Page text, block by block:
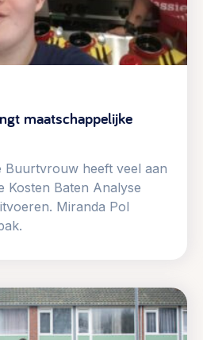
maatschappelijke
Buurtvrouw heeft veel aan
Kosten Baten Analyse
Miranda Pol